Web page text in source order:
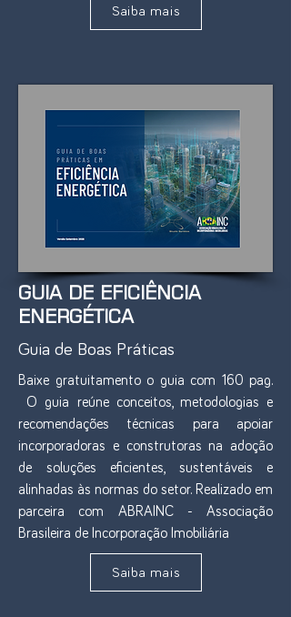
Saiba mais
GUIA DE EFICIÊNCIA
ENERGÉTICA
Guia de Boas Práticas
Baixe gratuitamento o guia com 160 pag.
O guia reúne conceitos, metodologias e
recomendações técnicas para apoiar
incorporadoras e construtoras na adoção
de soluções eficientes, sustentáveis e
alinhadas às normas do setor. Realizado em
parceira com ABRAINC - Associação
Brasileira de Incorporação Imobiliária
Saiba mais